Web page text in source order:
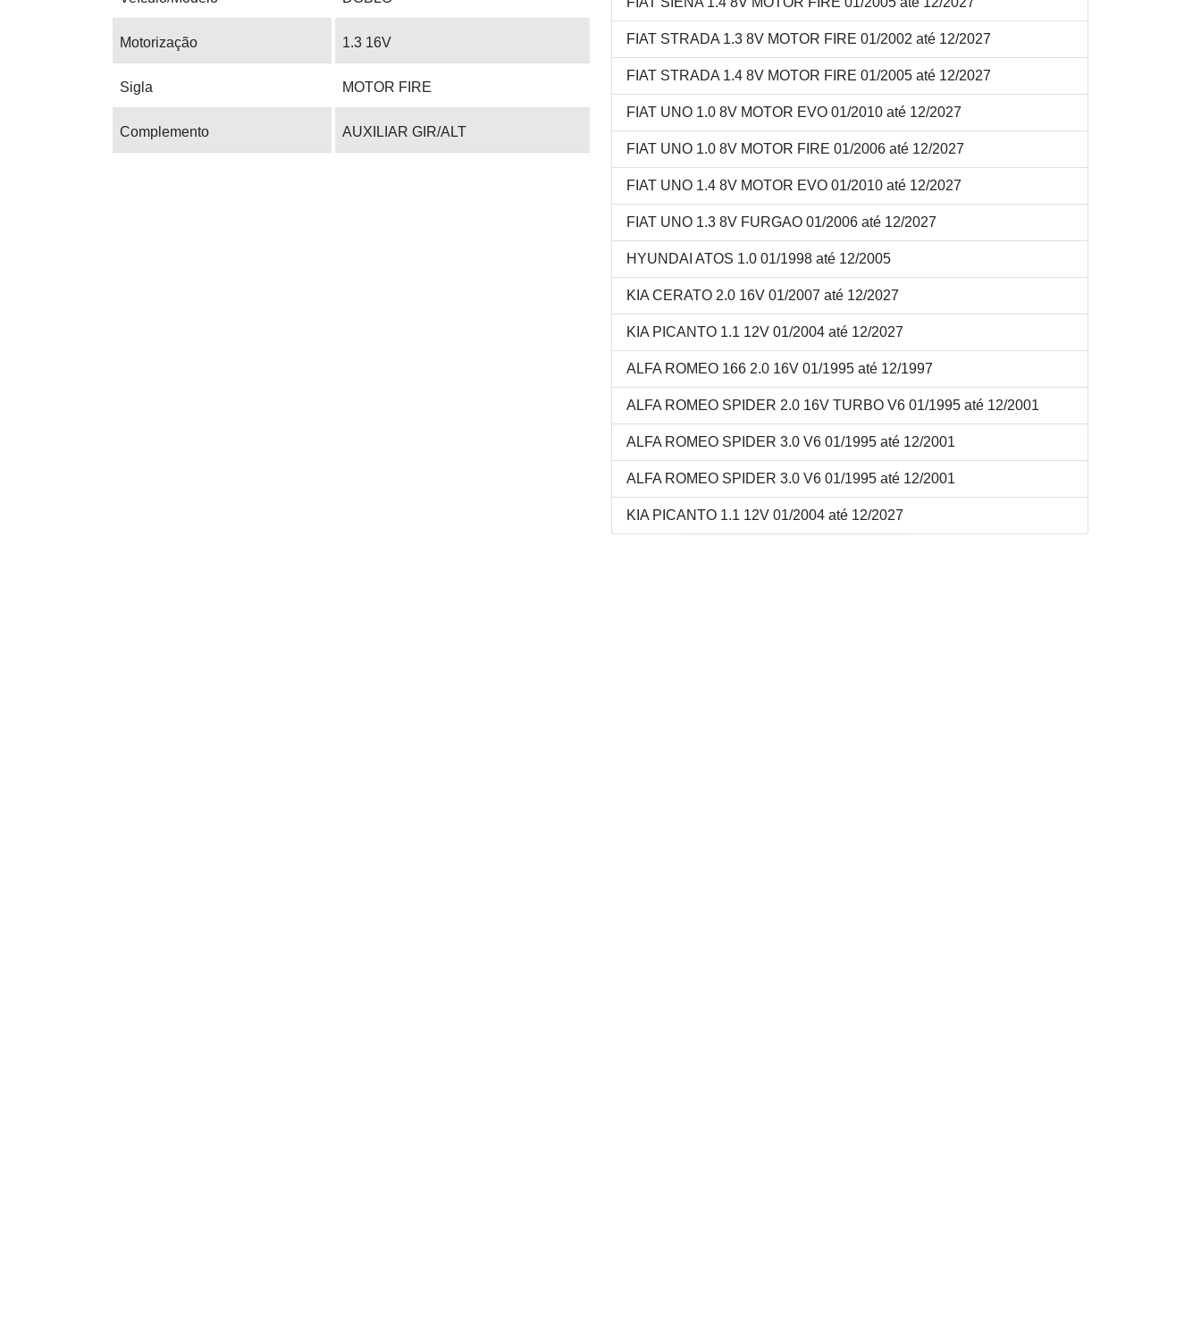
Motorização 1.3 16V
Sigla MOTOR FIRE
Complemento AUXILIAR GIR/ALT
FIAT STRADA 1.3 8V MOTOR FIRE 01/2002 até 12/2027
FIAT STRADA 1.4 8V MOTOR FIRE 01/2005 até 12/2027
FIAT UNO 1.0 8V MOTOR EVO 01/2010 até 12/2027
FIAT UNO 1.0 8V MOTOR FIRE 01/2006 até 12/2027
FIAT UNO 1.4 8V MOTOR EVO 01/2010 até 12/2027
FIAT UNO 1.3 8V FURGAO 01/2006 até 12/2027
HYUNDAI ATOS 1.0 01/1998 até 12/2005
KIA CERATO 2.0 16V 01/2007 até 12/2027
KIA PICANTO 1.1 12V 01/2004 até 12/2027
ALFA ROMEO 166 2.0 16V 01/1995 até 12/1997
ALFA ROMEO SPIDER 2.0 16V TURBO V6 01/1995 até 12/2001
ALFA ROMEO SPIDER 3.0 V6 01/1995 até 12/2001
ALFA ROMEO SPIDER 3.0 V6 01/1995 até 12/2001
KIA PICANTO 1.1 12V 01/2004 até 12/2027